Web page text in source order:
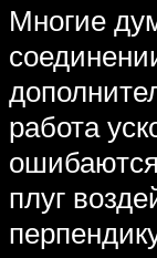
Многие
работа
плуг